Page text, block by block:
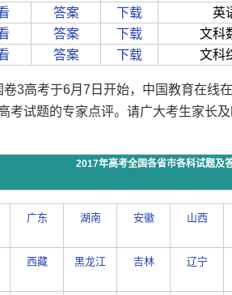
答案 下载 英
答案 下载 文科
答案 下载 文科
卷3高考于6月7日开始，中国教育在线
考试题的专家点评。请广大考生家长
2017年高考全国各省市各科试题及
广东 湖南 安徽 山西
西藏 黑龙江 吉林 辽宁